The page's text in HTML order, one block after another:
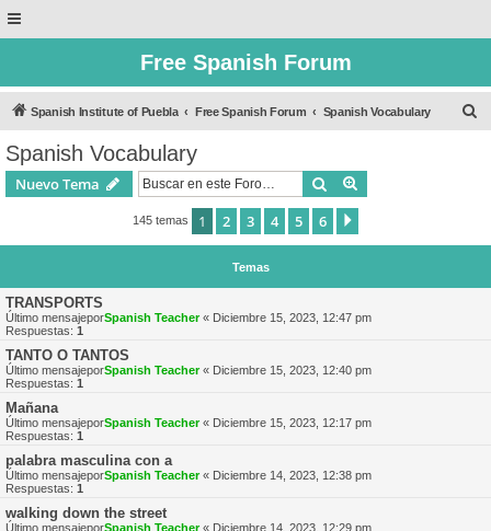
Free Spanish Forum
Spanish Institute of Puebla Free Spanish Forum Spanish Vocabulary
Spanish Vocabulary
Nuevo Tema Buscar
145 temas 1 2 3 4 5 6
Temas
TRANSPORTS
Último mensajeporSpanish Teacher« Diciembre 15, 2023, 12:47 pm
Respuestas: 1
TANTO O TANTOS
Último mensajeporSpanish Teacher« Diciembre 15, 2023, 12:40 pm
Respuestas: 1
Mañana
Último mensajeporSpanish Teacher« Diciembre 15, 2023, 12:17 pm
Respuestas: 1
palabra masculina con a
Último mensajeporSpanish Teacher« Diciembre 14, 2023, 12:38 pm
Respuestas: 1
walking down the street
Último mensajeporSpanish Teacher« Diciembre 14, 2023, 12:29 pm